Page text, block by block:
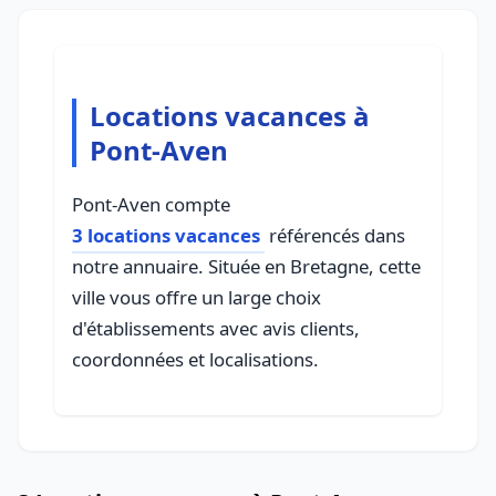
Locations vacances à
Pont-Aven
Pont-Aven compte
3 locations vacances référencés dans
notre annuaire. Située en Bretagne, cette
ville vous offre un large choix
d'établissements avec avis clients,
coordonnées et localisations.